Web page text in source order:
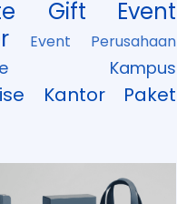
Gift
Event
Event Perusahaan
Kampus
Kantor
Paket